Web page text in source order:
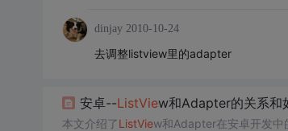
dinjay 2010-10-24
去调整listview里的adapter
安卓--ListView和Adapter的关系和
本文介绍了ListView和Adapter在安卓开发中